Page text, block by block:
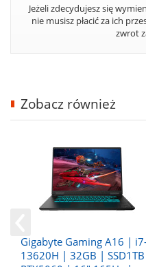
Jeżeli zdecydujesz się
nie musisz płacić za ich
zwrot
Zobacz również
Gigabyte Gaming A16 |
13620H | 32GB |